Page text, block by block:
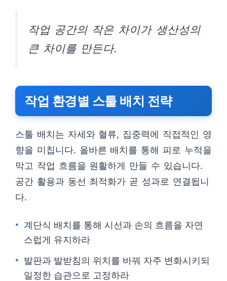
작업 공간의 작은 차이가 생산성의
큰 차이를 만든다.
작업 환경별 스툴 배치 전략
스툴 배치는 자세와 혈류, 집중력에 직접적인 영
향을 미칩니다. 올바른 배치를 통해 피로 누적을
막고 작업 흐름을 원활하게 만들 수 있습니다.
공간 활용과 동선 최적화가 곧 성과로 연결됩니
다.
계단식 배치를 통해 시선과 손의 흐름을 자연
스럽게 유지하라
발판과 발받침의 위치를 바꿔 자주 변화시키되
일정한 습관으로 고정하라